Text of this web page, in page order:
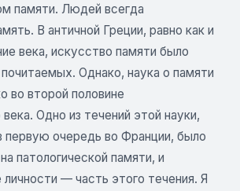
памяти. Людей всегда
В античной Греции, равно как и
века, искусство памяти было
Однако, наука о памяти
во второй половине
Одно из течений этой науки,
первую очередь во Франции, было
патологической памяти, и
— часть этого течения. Я